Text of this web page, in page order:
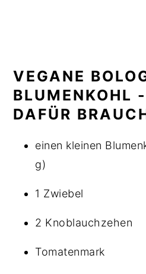
VEGANE
BLUMENKOHL
DAFÜR
einen kleinen
g)
1 Zwiebel
2 Knoblauchzehen
Tomatenmark